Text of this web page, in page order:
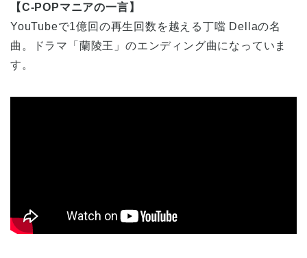
【C-POPマニアの一言】
YouTubeで1億回の再生回数を越える丁噹 Dellaの名
曲。ドラマ「蘭陵王」のエンディング曲になっていま
す。